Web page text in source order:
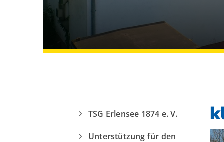
TSG Erlensee 1874 e. V.
Unterstützung für den
Unser Sportangebot
Sportsuche
Ausfälle und Vertretungen